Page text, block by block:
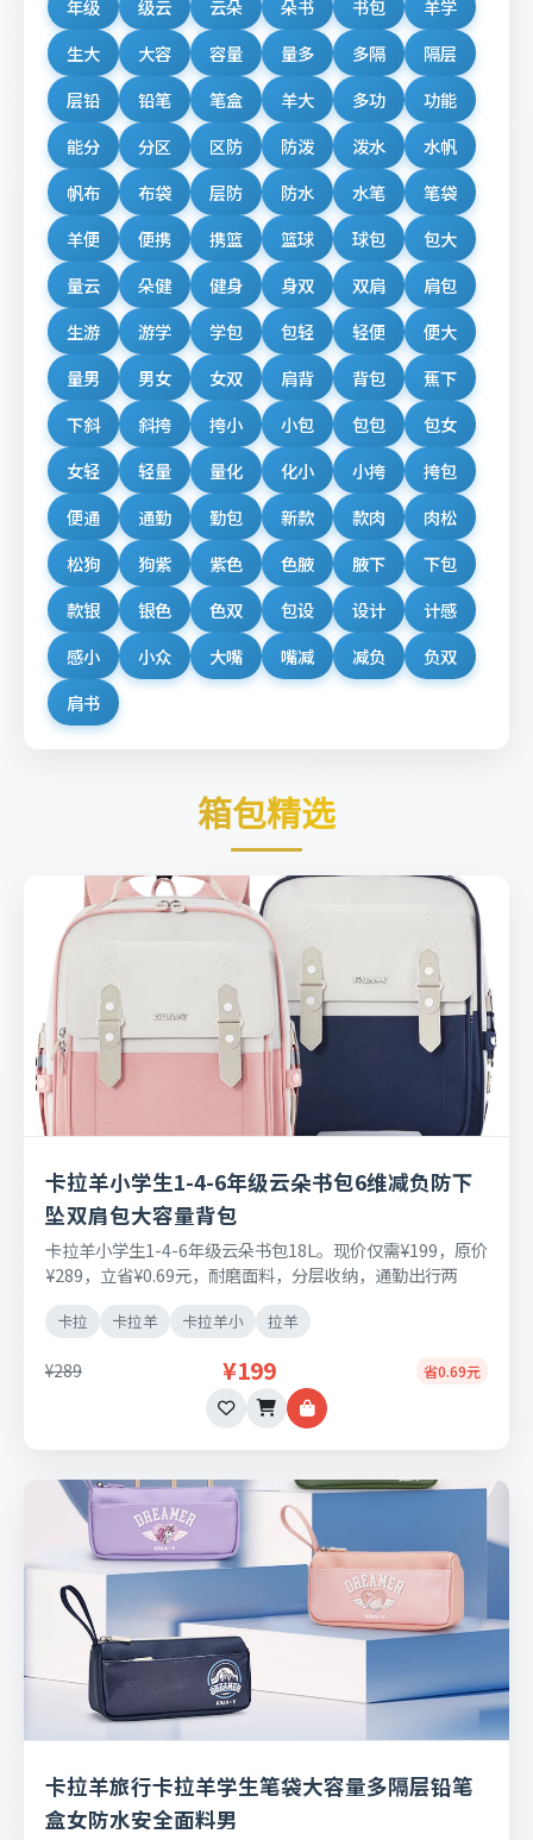
年级
级云 云朵 朵书 书包
羊学
生大
大容 容量 量多 多隔
隔层
层铅
铅笔 笔盒 羊大 多功
功能
能分
分区 区防 防泼 泼水
水帆
帆布
布袋 层防 防水 水笔
笔袋
羊便
便携 携篮 篮球 球包
包大
量云
朵健 健身 身双 双肩
肩包
生游
游学 学包 包轻 轻便
便大
量男
男女 女双 肩背 背包
蕉下
下斜
斜挎 挎小 小包 包包
包女
女轻
轻量 量化 化小 小挎
挎包
便通
通勤 勤包 新款 款肉
肉松
松狗
狗紫 紫色 色腋 腋下
下包
款银
银色 色双 包设 设计
计感
感小
小众 大嘴 嘴减 减负
负双
肩书
箱包精选
卡拉羊小学生1-4-6年级云朵书包6维减负防下
坠双肩包大容量背包
卡拉羊小学生1-4-6年级云朵书包18L。现价仅需¥199，原价
¥289，立省¥0.69元，耐磨面料，分层收纳，通勤出行两
卡拉 卡拉羊 卡拉羊小 拉羊
¥289 ¥199 省0.69元
卡拉羊旅行卡拉羊学生笔袋大容量多隔层铅笔
盒女防水安全面料男